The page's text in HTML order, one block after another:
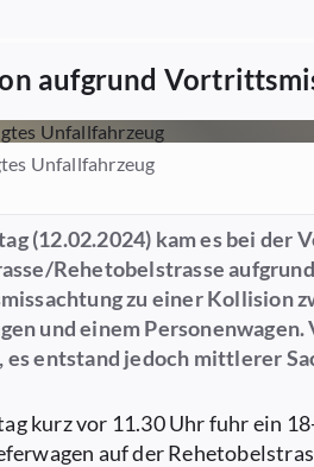
aufgrund
Unfallfahrzeug
(12.02.2024) kam es bei der
Rehetobelstrasse
zu einer Kollision
und einem
es entstand jedoch mittlerer
kurz vor 11.30 Uhr fuhr ein
auf der